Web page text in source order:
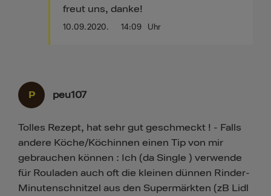
10.09.2020. 14:09 Uhr
freut uns, danke!
P peu107
Tolles Rezept, hat sehr gut geschmeckt ! - Falls
andere Köche/Köchinnen einen Tip von mir
gebrauchen können : Ich (da Single ) verwende
für Rouladen auch oft die kleinen dünnen Rinder-
Minutenschnitzel aus den Supermärkten (zB Lidl